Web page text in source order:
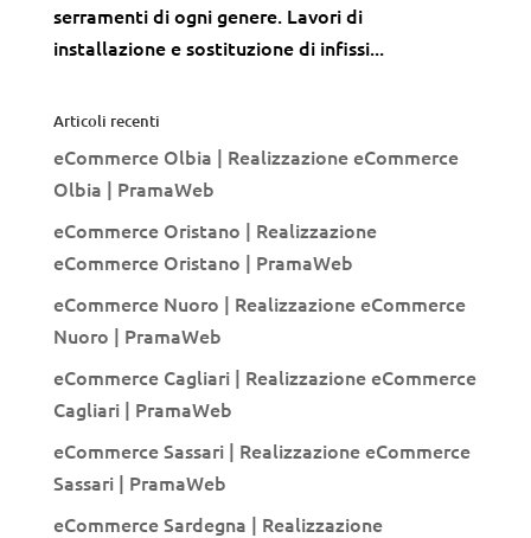
serramenti di ogni genere. Lavori di
installazione e sostituzione di infissi...
Articoli recenti
eCommerce Olbia | Realizzazione eCommerce
Olbia | PramaWeb
eCommerce Oristano | Realizzazione
eCommerce Oristano | PramaWeb
eCommerce Nuoro | Realizzazione eCommerce
Nuoro | PramaWeb
eCommerce Cagliari | Realizzazione eCommerce
Cagliari | PramaWeb
eCommerce Sassari | Realizzazione eCommerce
Sassari | PramaWeb
eCommerce Sardegna | Realizzazione